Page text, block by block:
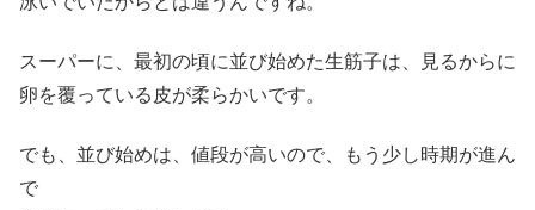
スーパーに、最初の頃に並び始めた生筋子は、見るからに
卵を覆っている皮が柔らかいです。
でも、並び始めは、値段が高いので、もう少し時期が進ん
で